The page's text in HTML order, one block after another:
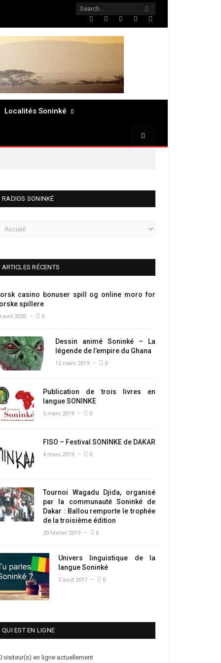
Twitter FacebookLinkedInPinterest
Localités Soninké
RADIOS SONINKÉ
ARTICLES RÉCENTS
casino bonuser spill og online moro for
spillere
avril 2020 0
Dessin animé Soninké – La
légende de l’empire du Ghana
12 mars 2019 0
Publication de trois livres en
langue SONINKE
5 mars 2019 0
FISO – Festival SONINKE de DAKAR
4 mars 2019 0
Tournoi Wagadu Djida, organisé
par la communauté Soninké de
Dakar : Ballou remporte le trophée
de la troisième édition
20 février 2019 0
Univers linguistique de la
langue Soninké
2 août 2017 0
QUI EST EN LIGNE
visiteur(s) en ligne actuellement